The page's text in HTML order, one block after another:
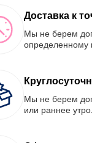
Доставка к
Мы не берем
определенному
Мы не берем
или раннее утро.